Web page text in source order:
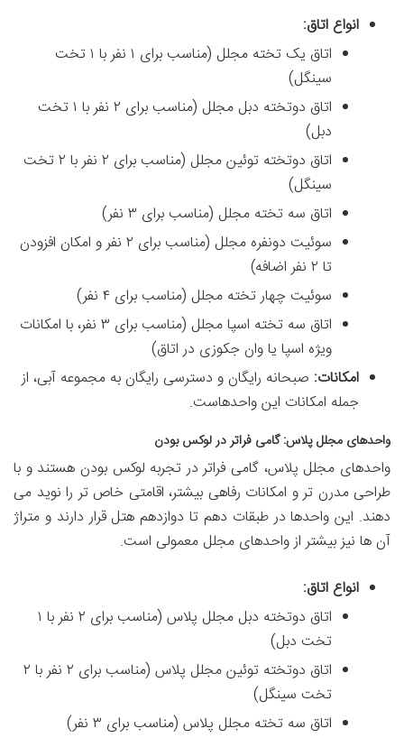
انواع اتاق:
اتاق یک تخته مجلل (مناسب برای ۱ نفر با ۱ تخت
سینگل)
اتاق دوتخته دبل مجلل (مناسب برای ۲ نفر با ۱ تخت
دبل)
اتاق دوتخته توئین مجلل (مناسب برای ۲ نفر با ۲ تخت
سینگل)
اتاق سه تخته مجلل (مناسب برای ۳ نفر)
سوئیت دونفره مجلل (مناسب برای ۲ نفر و امکان افزودن
تا ۲ نفر اضافه)
سوئیت چهار تخته مجلل (مناسب برای ۴ نفر)
اتاق سه تخته اسپا مجلل (مناسب برای ۳ نفر، با امکانات
ویژه اسپا یا وان جکوزی در اتاق)
امکانات: صبحانه رایگان و دسترسی رایگان به مجموعه آبی، از
جمله امکانات این واحدهاست.
واحدهای مجلل پلاس: گامی فراتر در لوکس بودن
واحدهای مجلل پلاس، گامی فراتر در تجربه لوکس بودن هستند و با
طراحی مدرن تر و امکانات رفاهی بیشتر، اقامتی خاص تر را نوید می
دهند. این واحدها در طبقات دهم تا دوازدهم هتل قرار دارند و متراژ
آن ها نیز بیشتر از واحدهای مجلل معمولی است.
انواع اتاق:
اتاق دوتخته دبل مجلل پلاس (مناسب برای ۲ نفر با ۱
تخت دبل)
اتاق دوتخته توئین مجلل پلاس (مناسب برای ۲ نفر با ۲
تخت سینگل)
اتاق سه تخته مجلل پلاس (مناسب برای ۳ نفر)